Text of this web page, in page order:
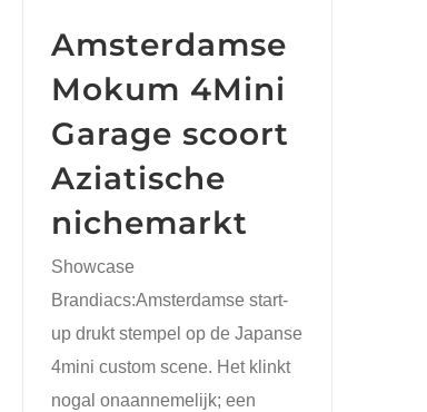
Amsterdamse
Mokum 4Mini
Garage scoort
Aziatische
nichemarkt
Showcase
Brandiacs:Amsterdamse start-
up drukt stempel op de Japanse
4mini custom scene. Het klinkt
nogal onaannemelijk; een